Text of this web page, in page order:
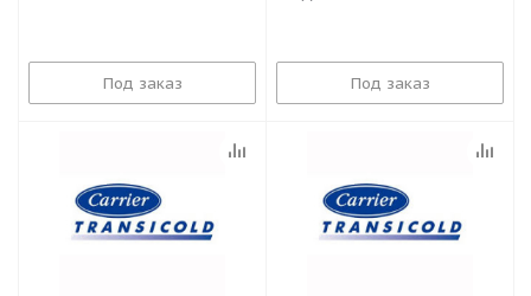
Под заказ Под заказ